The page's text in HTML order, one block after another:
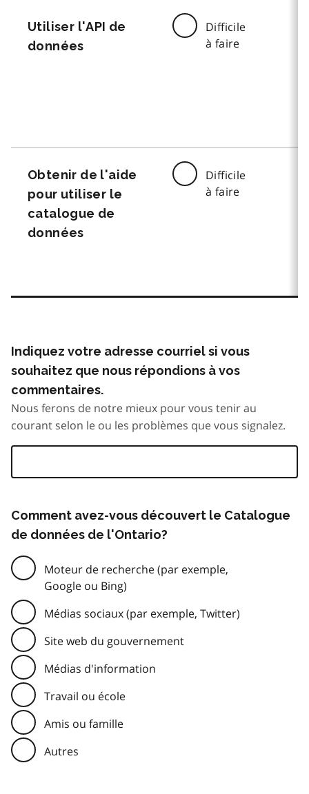
Utiliser l'API de
données
Difficile
à faire
Obtenir de l'aide
pour utiliser le
catalogue de
données
Difficile
à faire
Indiquez votre adresse courriel si vous
souhaitez que nous répondions à vos
commentaires.
Nous ferons de notre mieux pour vous tenir au
courant selon le ou les problèmes que vous signalez.
Comment avez-vous découvert le Catalogue
de données de l'Ontario?
Moteur de recherche (par exemple,
Google ou Bing)
Médias sociaux (par exemple, Twitter)
Site web du gouvernement
Médias d'information
Travail ou école
Amis ou famille
Autres